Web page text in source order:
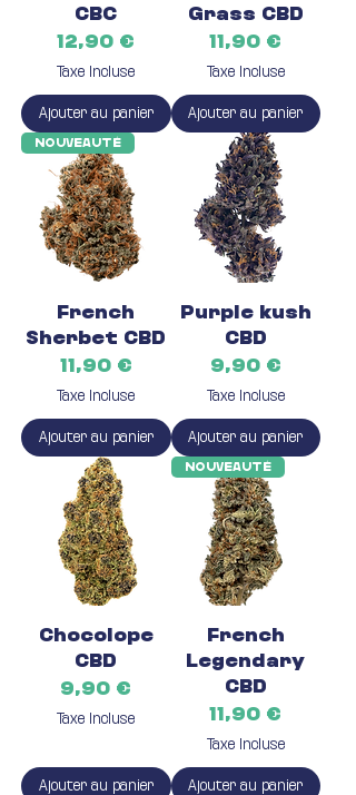
CBC
Prix
12,90 €
Taxe Incluse
Ajouter au panier
Grass CBD
Prix
11,90 €
Taxe Incluse
Ajouter au panier
Nouveauté
French
Sherbet CBD
Prix
11,90 €
Taxe Incluse
Ajouter au panier
Purple kush
CBD
Prix
9,90 €
Taxe Incluse
Ajouter au panier
Chocolope
CBD
Prix
9,90 €
Taxe Incluse
Ajouter au panier
Nouveauté
French
Legendary
CBD
Prix
11,90 €
Taxe Incluse
Ajouter au panier